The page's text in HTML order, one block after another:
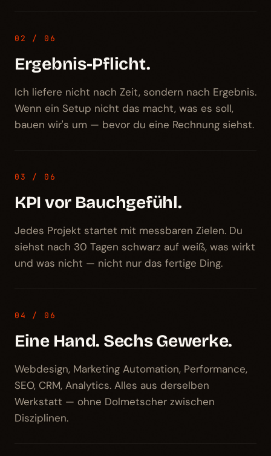
02 / 06
Ergebnis-Pflicht.
Ich liefere nicht nach Zeit, sondern nach Ergebnis.
Wenn ein Setup nicht das macht, was es soll,
bauen wir's um — bevor du eine Rechnung siehst.
03 / 06
KPI vor Bauchgefühl.
Jedes Projekt startet mit messbaren Zielen. Du
siehst nach 30 Tagen schwarz auf weiß, was wirkt
und was nicht — nicht nur das fertige Ding.
04 / 06
Eine Hand. Sechs Gewerke.
Webdesign, Marketing Automation, Performance,
SEO, CRM, Analytics. Alles aus derselben
Werkstatt — ohne Dolmetscher zwischen
Disziplinen.